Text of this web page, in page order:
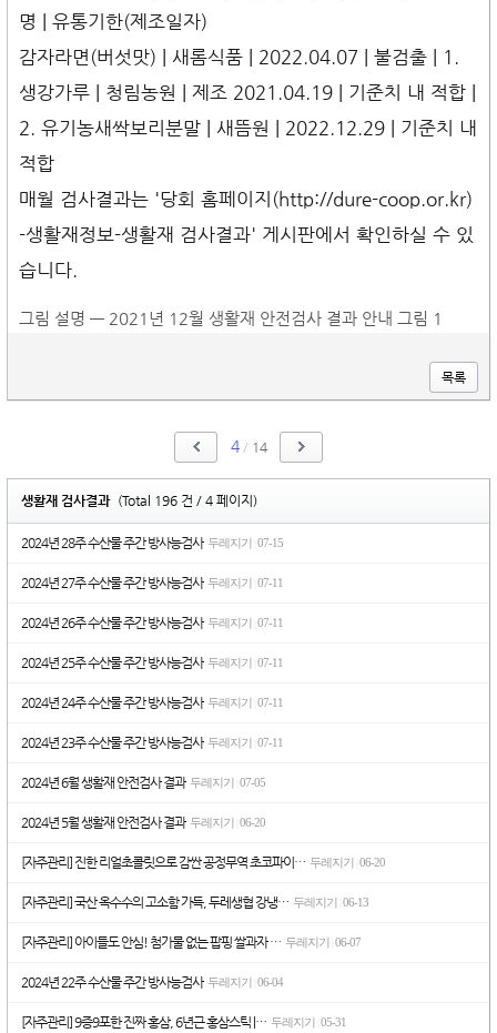
명 | 유통기한(제조일자)
감자라면(버섯맛) | 새롬식품 | 2022.04.07 | 불검출 | 1.
생강가루 | 청림농원 | 제조 2021.04.19 | 기준치 내 적합 |
2. 유기농새싹보리분말 | 새뜸원 | 2022.12.29 | 기준치 내
적합
매월 검사결과는 '당회 홈페이지(http://dure-coop.or.kr)
-생활재정보-생활재 검사결과' 게시판에서 확인하실 수 있
습니다.
그림 설명 — 2021년 12월 생활재 안전검사 결과 안내 그림 1
목록
4 / 14
생활재 검사결과 (Total 196 건 / 4 페이지)
2024년 28주 수산물 주간 방사능검사 두레지기 07-15
2024년 27주 수산물 주간 방사능검사 두레지기 07-11
2024년 26주 수산물 주간 방사능검사 두레지기 07-11
2024년 25주 수산물 주간 방사능검사 두레지기 07-11
2024년 24주 수산물 주간 방사능검사 두레지기 07-11
2024년 23주 수산물 주간 방사능검사 두레지기 07-11
2024년 6월 생활재 안전검사 결과 두레지기 07-05
2024년 5월 생활재 안전검사 결과 두레지기 06-20
[자주관리] 진한 리얼초콜릿으로 감싼 공정무역 초코파이… 두레지기 06-20
[자주관리] 국산 옥수수의 고소함 가득, 두레생협 강냉… 두레지기 06-13
[자주관리] 아이들도 안심! 첨가물 없는 팝핑 쌀과자 … 두레지기 06-07
2024년 22주 수산물 주간 방사능검사 두레지기 06-04
[자주관리] 9증9포한 진짜 홍삼, 6년근 홍삼스틱 |… 두레지기 05-31